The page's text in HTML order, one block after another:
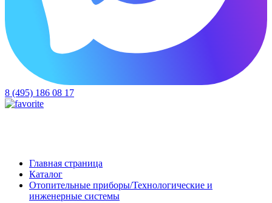
8 (495) 186 08 17
Главная страница
Каталог
Отопительные приборы/Технологические и
инженерные системы